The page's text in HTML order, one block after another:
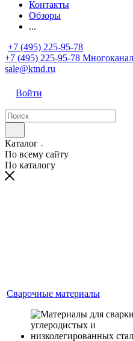
Контакты
Обзоры
...
+7 (495) 225-95-78
+7 (495) 225-95-78
sale@ktnd.ru
Войти
Каталог
По всему сайту
По каталогу
Сварочные материалы